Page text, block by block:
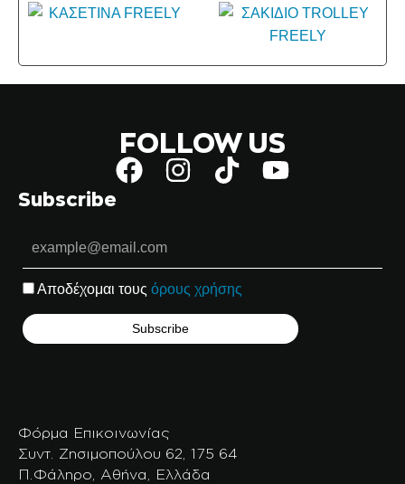
FOLLOW US
Subscribe
Αποδέχομαι τους όρους χρήσης
Φόρμα Επικοινωνίας
Συντ. Ζησιμοπούλου 62, 175 64
Π.Φάληρο, Αθήνα, Ελλάδα